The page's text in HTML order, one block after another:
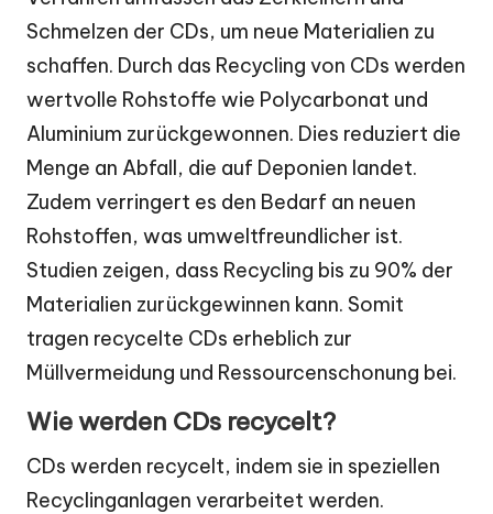
Schmelzen der CDs, um neue Materialien zu
schaffen. Durch das Recycling von CDs werden
wertvolle Rohstoffe wie Polycarbonat und
Aluminium zurückgewonnen. Dies reduziert die
Menge an Abfall, die auf Deponien landet.
Zudem verringert es den Bedarf an neuen
Rohstoffen, was umweltfreundlicher ist.
Studien zeigen, dass Recycling bis zu 90% der
Materialien zurückgewinnen kann. Somit
tragen recycelte CDs erheblich zur
Müllvermeidung und Ressourcenschonung bei.
Wie werden CDs recycelt?
CDs werden recycelt, indem sie in speziellen
Recyclinganlagen verarbeitet werden.